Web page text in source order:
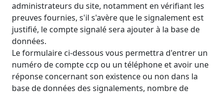
administrateurs du site, notamment en vérifiant les
preuves fournies, s'il s'avère que le signalement est
justifié, le compte signalé sera ajouter à la base de
données.
Le formulaire ci-dessous vous permettra d'entrer un
numéro de compte ccp ou un téléphone et avoir une
réponse concernant son existence ou non dans la
base de données des signalements, nombre de